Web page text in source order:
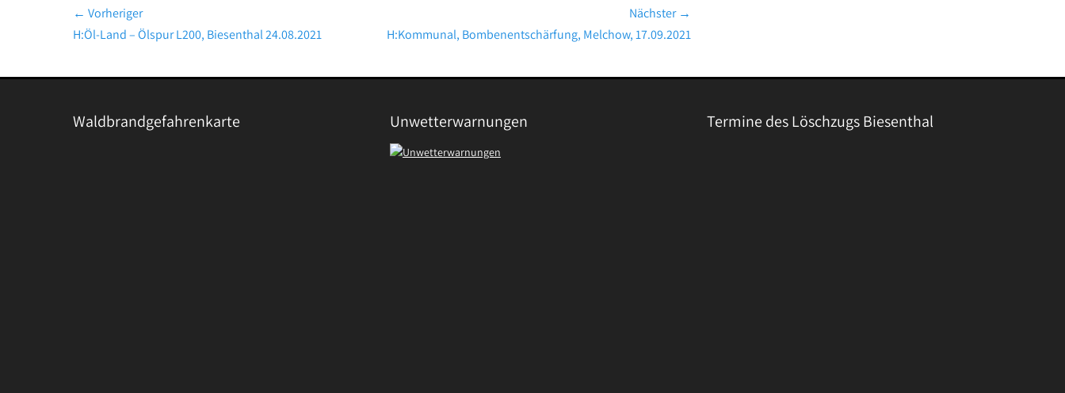
Beitragsnavigation
← Vorheriger
Vorheriger
H:Öl-Land – Ölspur L200, Biesenthal 24.08.2021
Nächster →
Nächster
H:Kommunal, Bombenentschärfung, Melchow, 17.09.2021
Waldbrandgefahrenkarte Unwetterwarnungen Termine des Löschzugs Biesenthal